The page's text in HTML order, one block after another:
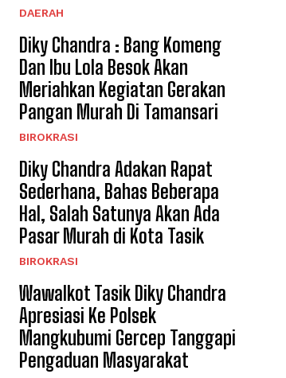
DAERAH
Diky Chandra : Bang Komeng
Dan Ibu Lola Besok Akan
Meriahkan Kegiatan Gerakan
Pangan Murah Di Tamansari
BIROKRASI
Diky Chandra Adakan Rapat
Sederhana, Bahas Beberapa
Hal, Salah Satunya Akan Ada
Pasar Murah di Kota Tasik
BIROKRASI
Wawalkot Tasik Diky Chandra
Apresiasi Ke Polsek
Mangkubumi Gercep Tanggapi
Pengaduan Masyarakat